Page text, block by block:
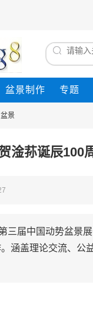
盆景制作 专题
盆景
淦荪诞辰100
三届中国动势盆景
涵盖理论交流、公